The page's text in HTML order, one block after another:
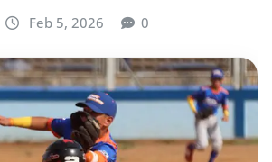
Feb 5, 2026 0